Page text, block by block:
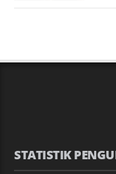
STATISTIK